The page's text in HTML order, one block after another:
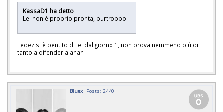
KassaD1 ha detto
Lei non è proprio pronta, purtroppo.
Fedez si è pentito di lei dal giorno 1, non prova nemmeno più di
tanto a difenderla ahah
Bluex Posts: 2440